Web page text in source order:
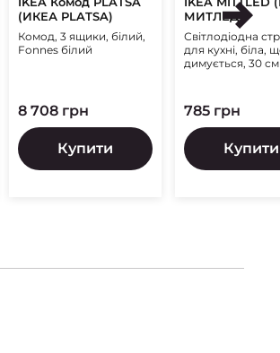
(ИКЕА PLATSA)
Комод, 3 ящики, білий,
Fonnes білий
8 708 грн
Купити
МИТЛЕД)
Світлодіодна
для кухні, біла,
димується, 30 см
785 грн
Купити